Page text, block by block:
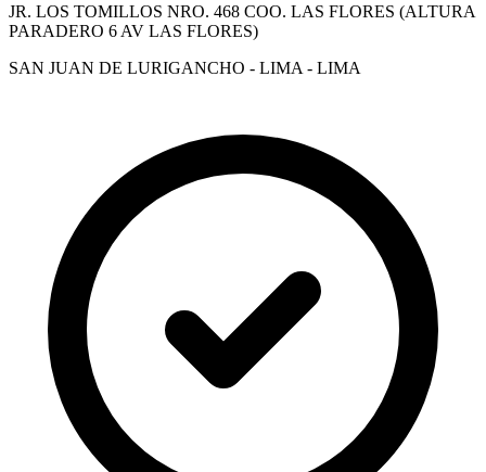
JR. LOS TOMILLOS NRO. 468 COO. LAS FLORES (ALTURA
PARADERO 6 AV LAS FLORES)
SAN JUAN DE LURIGANCHO - LIMA - LIMA